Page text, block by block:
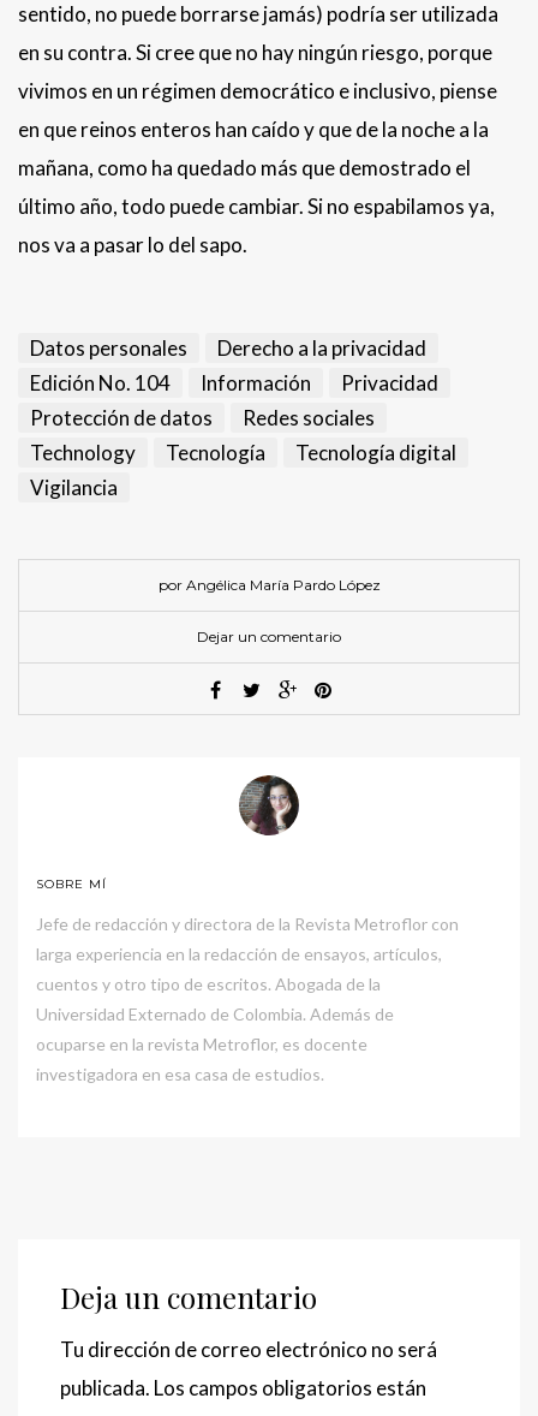
sentido, no puede borrarse jamás) podría ser utilizada
en su contra. Si cree que no hay ningún riesgo, porque
vivimos en un régimen democrático e inclusivo, piense
en que reinos enteros han caído y que de la noche a la
mañana, como ha quedado más que demostrado el
último año, todo puede cambiar. Si no espabilamos ya,
nos va a pasar lo del sapo.
Datos personales
Derecho a la privacidad
Edición No. 104
Información
Privacidad
Protección de datos
Redes sociales
Technology
Tecnología
Tecnología digital
Vigilancia
por Angélica María Pardo López
Dejar un comentario
SOBRE MÍ
Jefe de redacción y directora de la Revista Metroflor con
larga experiencia en la redacción de ensayos, artículos,
cuentos y otro tipo de escritos. Abogada de la
Universidad Externado de Colombia. Además de
ocuparse en la revista Metroflor, es docente
investigadora en esa casa de estudios.
Deja un comentario
Tu dirección de correo electrónico no será
publicada. Los campos obligatorios están